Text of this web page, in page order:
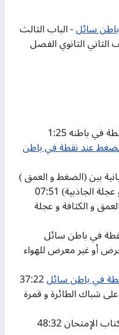
سائل- الباب الثالث
الثانوي الفصل
عند نقطة في باطن
بين (الضغط و العمق )
07:51​
و الكثافة و عجلة
في باطن سائل
أو غير معرض للهواء
في باطن سائل
شباك الطائرة و قمرة